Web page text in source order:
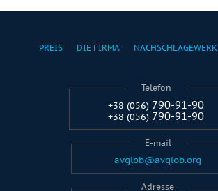
PREIS DIE FIRMA NACHSCHLAGEWERK
Telefon
+38 (056) 790-91-90
+38 (056) 790-91-90
E-mail
avglob@avglob.org
Adresse